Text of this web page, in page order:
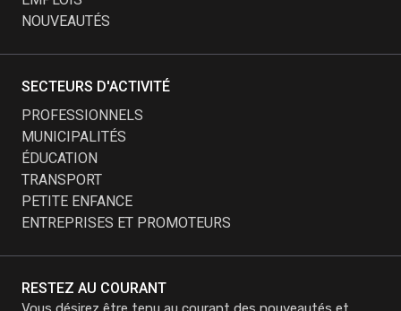
RESTEZ AU COURANT
EMPLOIS
PROFESSIONNELS
MUNICIPALITÉS
ÉDUCATION
TRANSPORT
PETITE ENFANCE